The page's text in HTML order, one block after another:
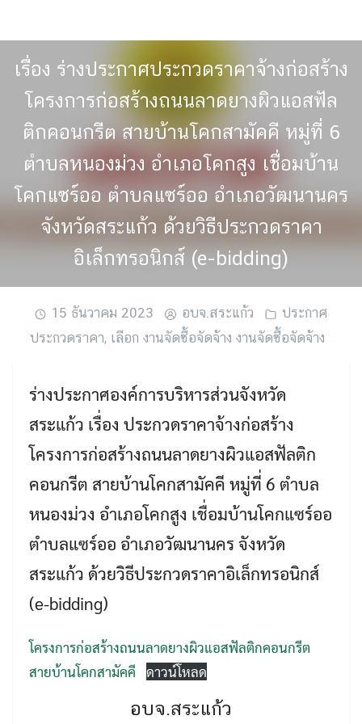
content
Search
for:
Search
เรื่อง ร่างประกาศประกวดราคาจ้างก่อสร้าง
โครงการก่อสร้างถนนลาดยางผิวแอสฟัล
ติกคอนกรีต สายบ้านโคกสามัคคี หมู่ที่ 6
ตำบลหนองม่วง อำเภอโคกสูง เชื่อมบ้าน
โคกแซร์ออ ตำบลแซร์ออ อำเภอวัฒนานคร
จังหวัดสระแก้ว ด้วยวิธีประกวดราคา
อิเล็กทรอนิกส์ (e-bidding)
15 ธันวาคม 2023 อบจ.สระแก้ว
ประกาศ
ประกวดราคา, เลือก งานจัดซื้อจัดจ้าง งานจัดซื้อจัดจ้าง
ร่างประกาศองค์การบริหารส่วนจังหวัด
สระแก้ว เรื่อง ประกวดราคาจ้างก่อสร้าง
โครงการก่อสร้างถนนลาดยางผิวแอสฟัลติก
คอนกรีต สายบ้านโคกสามัคคี หมู่ที่ 6 ตำบล
หนองม่วง อำเภอโคกสูง เชื่อมบ้านโคกแซร์ออ
ตำบลแซร์ออ อำเภอวัฒนานคร จังหวัด
สระแก้ว ด้วยวิธีประกวดราคาอิเล็กทรอนิกส์
(e-bidding)
โครงการก่อสร้างถนนลาดยางผิวแอสฟัลติกคอนกรีต
สายบ้านโคกสามัคคี
ดาวน์โหลด
อบจ.สระแก้ว